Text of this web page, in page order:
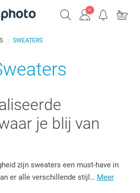
SWEATERS
je blij van
zijn sweaters een must-have in
er alle verschillende stijl… Meer